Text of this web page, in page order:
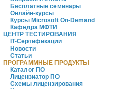
Бесплатные семинары
Онлайн-курсы
Курсы Microsoft On-Demand
Кафедра МФТИ
ЦЕНТР ТЕСТИРОВАНИЯ
IT-Сертификации
Новости
Статьи
ПРОГРАММНЫЕ ПРОДУКТЫ
Каталог ПО
Лицензиатор ПО
Схемы лицензирования